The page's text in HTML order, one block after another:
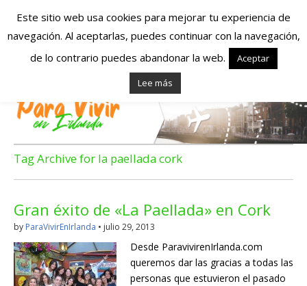
Españoles en
Irlanda – Vivir en
Irlanda – Trabajo
en Irlanda –
Alojamiento en
Irlanda
Blog dedicado a los que viven, estudian y trabajan en
Irlanda!
Tag Archive for la paellada cork
Gran éxito de «La Paellada» en Cork
by ParaVivirEnIrlanda • julio 29, 2013
Desde ParavivirenIrlanda.com
queremos dar las gracias a todas las
personas que estuvieron el pasado
Este sitio web usa cookies para mejorar tu experiencia de
navegación. Al aceptarlas, puedes continuar con la navegación,
de lo contrario puedes abandonar la web.
Aceptar
Lee más